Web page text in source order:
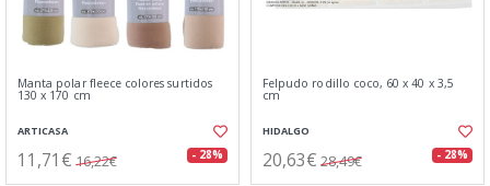
Manta polar fleece colores surtidos
130 x 170 cm
ARTICASA
11,71€ 16,22€ - 28%
Felpudo rodillo coco, 60 x 40 x 3,5
cm
HIDALGO
20,63€ 28,49€ - 28%